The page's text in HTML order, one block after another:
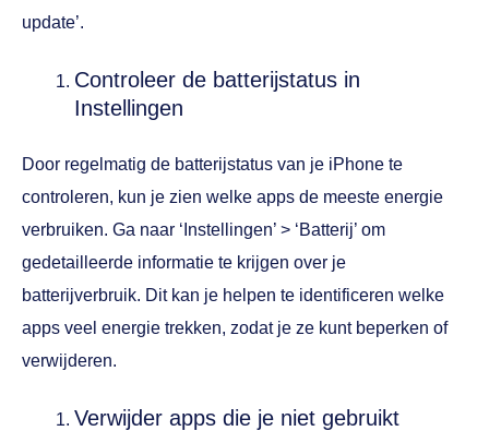
update’.
Controleer de batterijstatus in
Instellingen
Door regelmatig de batterijstatus van je iPhone te
controleren, kun je zien welke apps de meeste energie
verbruiken. Ga naar ‘Instellingen’ > ‘Batterij’ om
gedetailleerde informatie te krijgen over je
batterijverbruik. Dit kan je helpen te identificeren welke
apps veel energie trekken, zodat je ze kunt beperken of
verwijderen.
Verwijder apps die je niet gebruikt